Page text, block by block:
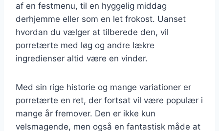
af en festmenu, til en hyggelig middag
derhjemme eller som en let frokost. Uanset
hvordan du vælger at tilberede den, vil
porretærte med løg og andre lækre
ingredienser altid være en vinder.
Med sin rige historie og mange variationer er
porretærte en ret, der fortsat vil være populær i
mange år fremover. Den er ikke kun
velsmagende, men også en fantastisk måde at